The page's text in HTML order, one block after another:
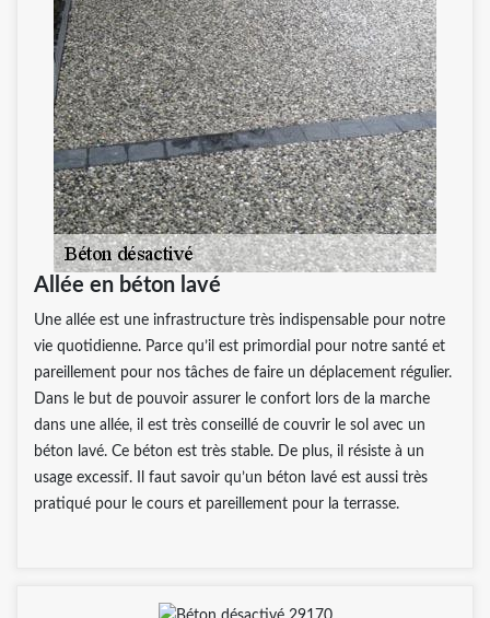
Allée en béton lavé
Une allée est une infrastructure très indispensable pour notre
vie quotidienne. Parce qu’il est primordial pour notre santé et
pareillement pour nos tâches de faire un déplacement régulier.
Dans le but de pouvoir assurer le confort lors de la marche
dans une allée, il est très conseillé de couvrir le sol avec un
béton lavé. Ce béton est très stable. De plus, il résiste à un
usage excessif. Il faut savoir qu’un béton lavé est aussi très
pratiqué pour le cours et pareillement pour la terrasse.